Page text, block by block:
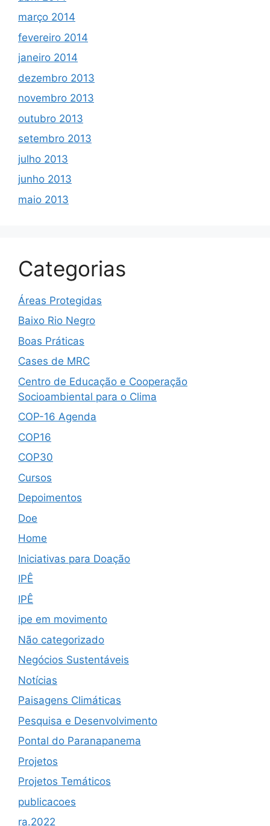
março 2014
fevereiro 2014
janeiro 2014
dezembro 2013
novembro 2013
outubro 2013
setembro 2013
julho 2013
junho 2013
maio 2013
Categorias
Áreas Protegidas
Baixo Rio Negro
Boas Práticas
Cases de MRC
Centro de Educação e Cooperação
Socioambiental para o Clima
COP-16 Agenda
COP16
COP30
Cursos
Depoimentos
Doe
Home
Iniciativas para Doação
IPÊ
IPÊ
ipe em movimento
Não categorizado
Negócios Sustentáveis
Notícias
Paisagens Climáticas
Pesquisa e Desenvolvimento
Pontal do Paranapanema
Projetos
Projetos Temáticos
publicacoes
ra.2022